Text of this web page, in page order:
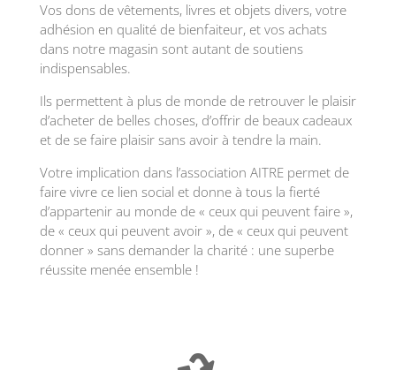
Vos dons de vêtements, livres et objets divers, votre
adhésion en qualité de bienfaiteur, et vos achats
dans notre magasin sont autant de soutiens
indispensables.
Ils permettent à plus de monde de retrouver le plaisir
d’acheter de belles choses, d’offrir de beaux cadeaux
et de se faire plaisir sans avoir à tendre la main.
Votre implication dans l’association AITRE permet de
faire vivre ce lien social et donne à tous la fierté
d’appartenir au monde de « ceux qui peuvent faire »,
de « ceux qui peuvent avoir », de « ceux qui peuvent
donner » sans demander la charité : une superbe
réussite menée ensemble !